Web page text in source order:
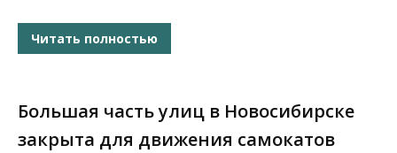
Читать полностью
Большая часть улиц в Новосибирске
закрыта для движения самокатов